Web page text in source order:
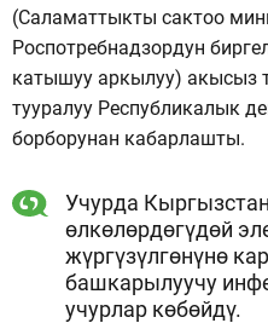
(Саламаттыкты сактоо
Роспотребнадзордун
катышуу аркылуу) акысыз
тууралуу Республикалык
борборунан кабарлашты.
Учурда
өлкөлөрдөгүдөй
жүргүзүлгөнүнө
башкарылуучу
учурлар көбөйдү.